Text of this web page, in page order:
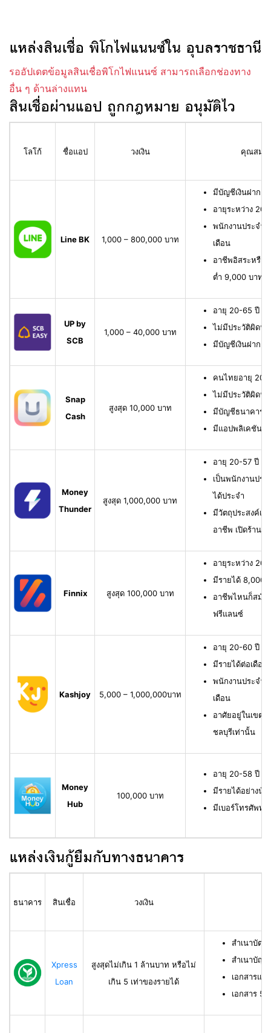
แหล่งสินเชื่อ พิโกไฟแนนซ์ใน อุบลราชธานี
รออัปเดตข้อมูลสินเชื่อพิโกไฟแนนซ์ สามารถเลือกช่องทาง
อื่น ๆ ด้านล่างแทน
สินเชื่อผ่านแอป ถูกกฎหมาย อนุมัติไว
โลโก้ ชื่อแอป วงเงิน คุณสมบั
Line BK 1,000 – 800,000 บาท
มีบัญชีเงินฝาก
อายุระหว่าง 20
พนักงานประจำ
เดือน
อาชีพอิสระหรือ
ต่ำ 9,000 บาทต่
UP by
SCB
1,000 – 40,000 บาท
อายุ 20-65 ปี เ
ไม่มีประวัติผิดนั
มีบัญชีเงินฝาก
Snap
Cash
สูงสุด 10,000 บาท
คนไทยอายุ 20-
ไม่มีประวัติผิดนั
มีบัญชีธนาคาร ห
มีแอปพลิเคชัน
Money
Thunder
สูงสุด 1,000,000 บาท
อายุ 20-57 ปี มี
เป็นพนักงานปร
ได้ประจำ
มีวัตถุประสงค์เพื่
อาชีพ เปิดร้าน
Finnix สูงสุด 100,000 บาท
อายุระหว่าง
มีรายได้ 8,000
อาชีพไหนก็สมัค
ฟรีแลนซ์
Kashjoy 5,000 – 1,000,000บาท
อายุ 20-60 ปี มี
มีรายได้ต่อเดือ
พนักงานประจำ
เดือน
อาศัยอยู่ในเขต
ชลบุรีเท่านั้น
Money
Hub
100,000 บาท
อายุ 20-58 ปี มี
มีรายได้อย่างน้
มีเบอร์โทรศัพท์
แหล่งเงินกู้ยืมกับทางธนาคาร
ธนาคาร สินเชื่อ วงเงิน
Xpress
Loan
สูงสุดไม่เกิน 1 ล้านบาท หรือไม่
เกิน 5 เท่าของรายได้
สำเนาบัตร
สำเนาบัญ
เอกสารแส
เอกสาร